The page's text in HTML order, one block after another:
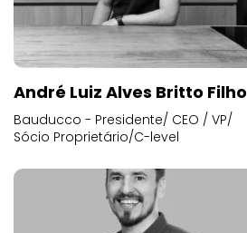
André Luiz Alves Britto Filho
Bauducco - Presidente/ CEO / VP/
Sócio Proprietário/C-level